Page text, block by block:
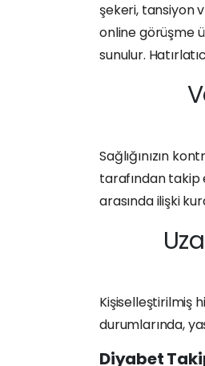
şekeri, tansiyon
online görüşme
sunulur.
Sağlığınızın
tarafından takip
arasında ilişki
Kişiselleştirilmiş
durumlarında,
Diyabet